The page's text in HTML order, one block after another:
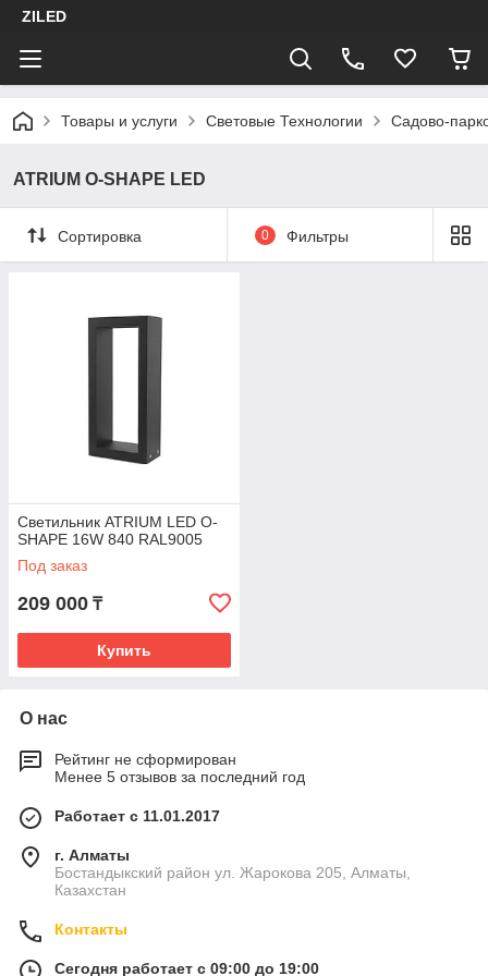
ZILED
Товары и услуги Световые Технологии Садово-
ATRIUM O-SHAPE LED
Сортировка 0 Фильтры
Светильник ATRIUM LED O-
SHAPE 16W 840 RAL9005
Под заказ
209 000 ₸
Купить
О нас
Рейтинг не сформирован
Менее 5 отзывов за последний год
Работает с 11.01.2017
г. Алматы
Бостандыкский район ул. Жарокова 205, Алматы,
Казахстан
Контакты
Сегодня работает с 09:00 до 19:00